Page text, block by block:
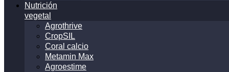
Nutrición
vegetal
Agrothrive
CropSIL
Coral calcio
Metamin Max
Agroestime